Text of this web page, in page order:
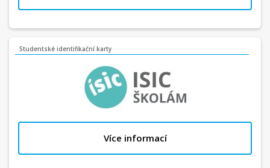
Studentské identifikační karty
Více informací